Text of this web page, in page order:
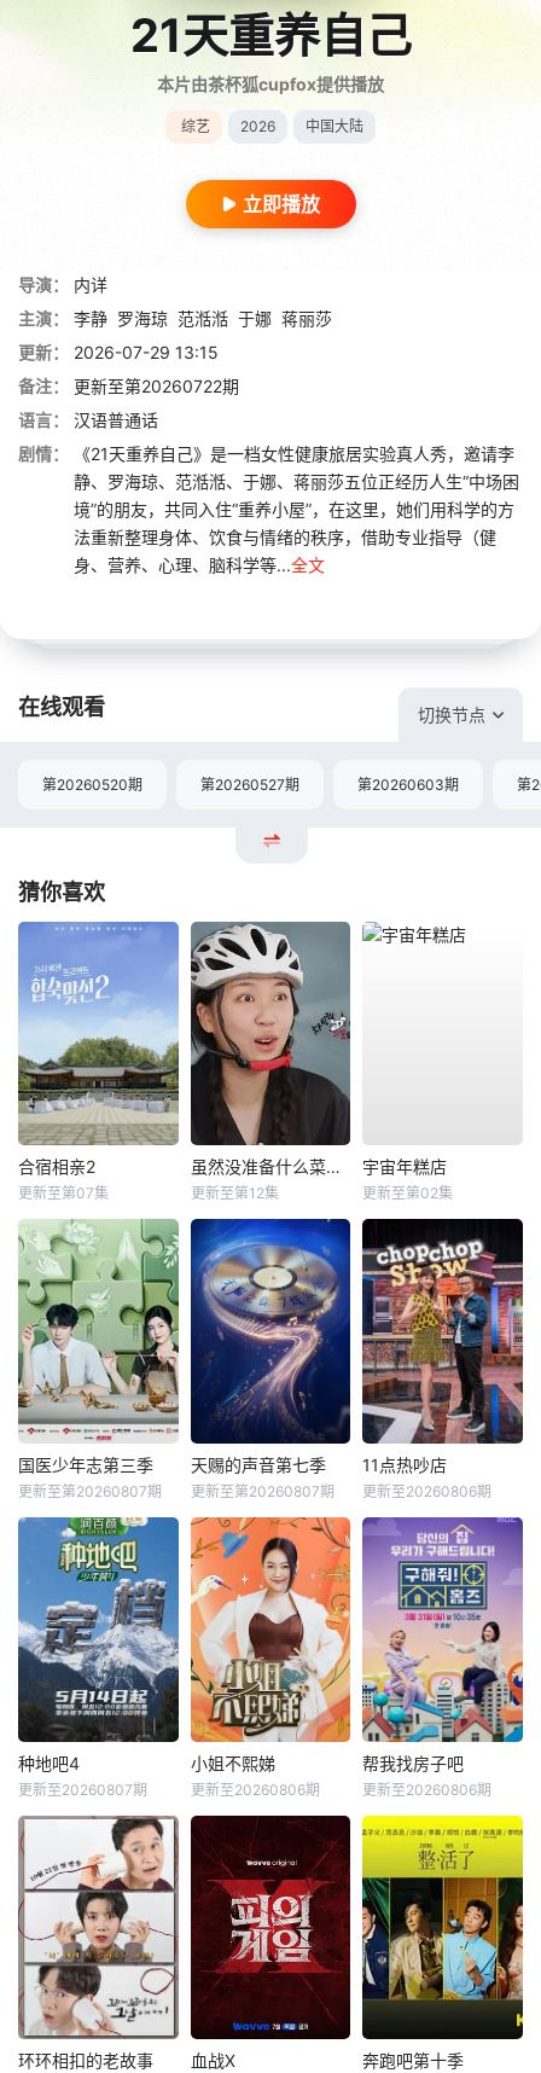
21天重养自己
本片由茶杯狐cupfox提供播放
综艺 2026 中国大陆
立即播放
导演：
内详
主演：
李静 罗海琼 范湉湉 于娜 蒋丽莎
更新：
2026-07-29 13:15
备注：
更新至第20260722期
语言：
汉语普通话
剧情：
《21天重养自己》是一档女性健康旅居实验真人秀，邀请李
静、罗海琼、范湉湉、于娜、蒋丽莎五位正经历人生“中场困
境”的朋友，共同入住“重养小屋”，在这里，她们用科学的方
法重新整理身体、饮食与情绪的秩序，借助专业指导（健
身、营养、心理、脑科学等...全文
在线观看 切换节点
第20260520期 第20260527期 第20260603期 第
猜你喜欢
合宿相亲2
更新至第07集
虽然没准备什么菜第四季
更新至第12集
宇宙年糕店
更新至第02集
国医少年志第三季
更新至第20260807期
天赐的声音第七季
更新至第20260807期
11点热吵店
更新至20260806期
种地吧4
更新至20260807期
小姐不熙娣
更新至20260806期
帮我找房子吧
更新至20260806期
环环相扣的老故事 血战X 奔跑吧第十季